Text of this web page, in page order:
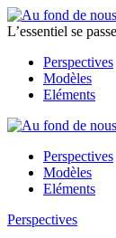
L’essentiel se
Perspectives
Modèles
Eléments
Perspectives
Modèles
Eléments
Perspectives